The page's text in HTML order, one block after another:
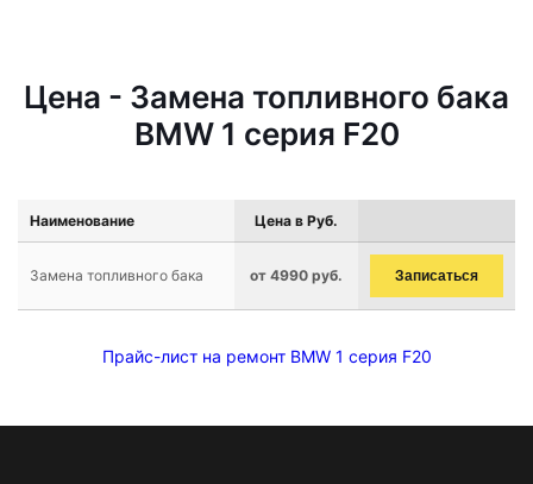
Цена - Замена топливного бака
BMW 1 серия F20
Наименование Цена в Руб.
Замена топливного бака от 4990 руб. Записаться
Прайс-лист на ремонт BMW 1 серия F20